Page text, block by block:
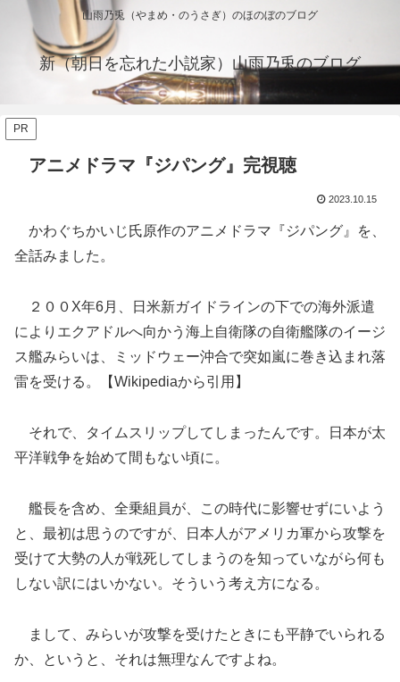
山雨乃兎（やまめ・のうさぎ）のほのぼのブログ
新（朝日を忘れた小説家）山雨乃兎のブログ
PR
アニメドラマ『ジパング』完視聴
2023.10.15
かわぐちかいじ氏原作のアニメドラマ『ジパング』を、
全話みました。
２００X年6月、日米新ガイドラインの下での海外派遣
によりエクアドルへ向かう海上自衛隊の自衛艦隊のイージ
ス艦みらいは、ミッドウェー沖合で突如嵐に巻き込まれ落
雷を受ける。【Wikipediaから引用】
それで、タイムスリップしてしまったんです。日本が太
平洋戦争を始めて間もない頃に。
艦長を含め、全乗組員が、この時代に影響せずにいよう
と、最初は思うのですが、日本人がアメリカ軍から攻撃を
受けて大勢の人が戦死してしまうのを知っていながら何も
しない訳にはいかない。そういう考え方になる。
まして、みらいが攻撃を受けたときにも平静でいられる
か、というと、それは無理なんですよね。